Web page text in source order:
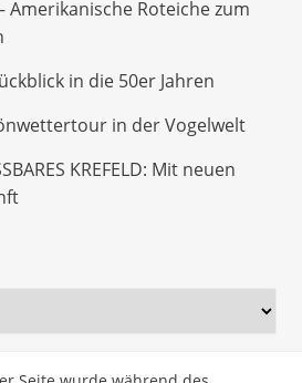
Amerikanische Roteiche zum
in die 50er Jahren
in der Vogelwelt
KREFELD: Mit neuen